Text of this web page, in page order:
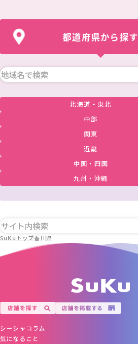
都道府県から探す
北海道・東北
中部
関東
近畿
中国・四国
九州・沖縄
SuKuトップ香川県
シーシャコラム
気になること